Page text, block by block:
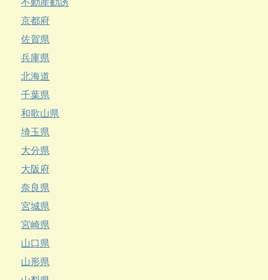
不動産勧誘
京都府
佐賀県
兵庫県
北海道
千葉県
和歌山県
埼玉県
大分県
大阪府
奈良県
宮城県
宮崎県
山口県
山形県